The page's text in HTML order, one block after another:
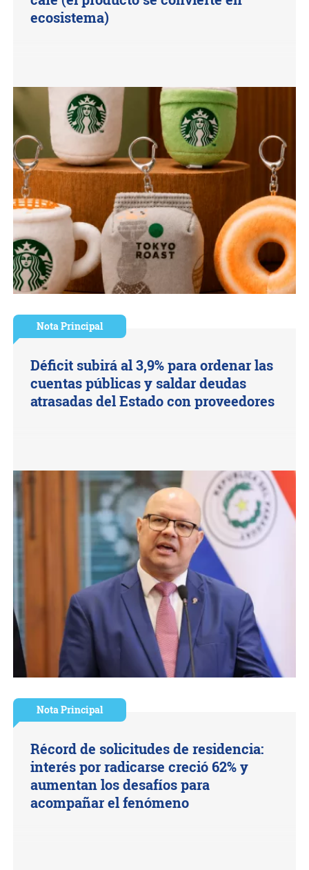
ecosistema)
Nota Principal
Déficit subirá al 3,9% para ordenar las
cuentas públicas y saldar deudas
atrasadas del Estado con proveedores
Nota Principal
Récord de solicitudes de residencia:
interés por radicarse creció 62% y
aumentan los desafíos para
acompañar el fenómeno